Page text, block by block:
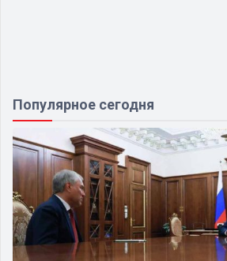
Популярное сегодня